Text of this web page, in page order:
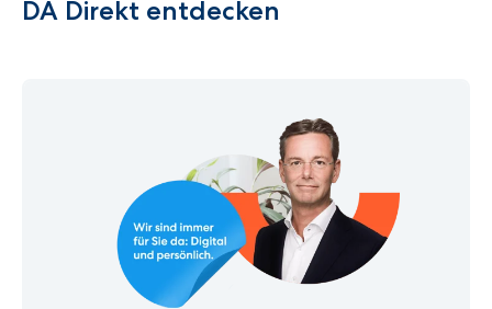
DA Direkt entdecken